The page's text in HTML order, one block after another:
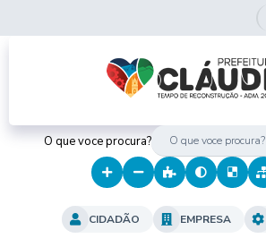
O que voce procura?
CIDADÃO EMPRESA